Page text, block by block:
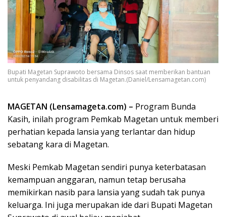
Bupati Magetan Suprawoto bersama Dinsos saat memberikan bantuan
untuk penyandang disabilitas di Magetan.(Daniel/Lensamagetan.com)
MAGETAN (Lensamageta.com) – Program Bunda
Kasih, inilah program Pemkab Magetan untuk memberi
perhatian kepada lansia yang terlantar dan hidup
sebatang kara di Magetan.
Meski Pemkab Magetan sendiri punya keterbatasan
kemampuan anggaran, namun tetap berusaha
memikirkan nasib para lansia yang sudah tak punya
keluarga. Ini juga merupakan ide dari Bupati Magetan